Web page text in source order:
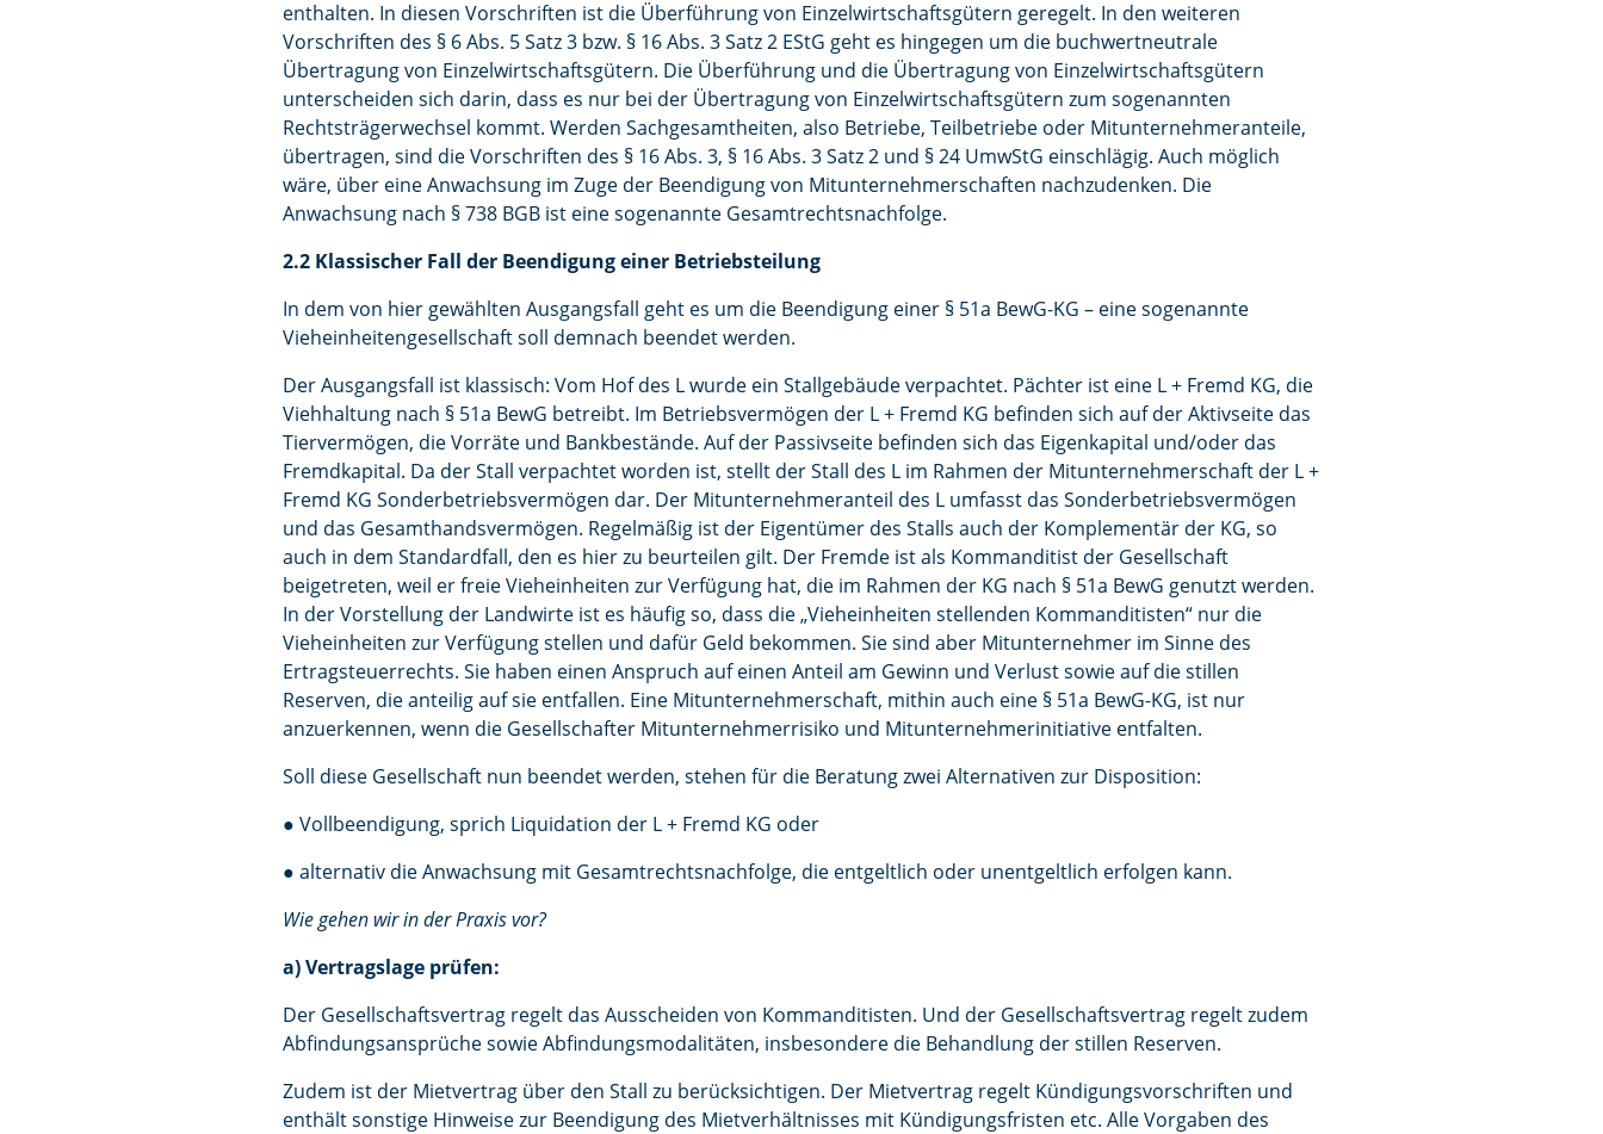
enthalten. In diesen Vorschriften ist die Überführung von Einzelwirtschaftsgütern geregelt. In den weiteren
Vorschriften des § 6 Abs. 5 Satz 3 bzw. § 16 Abs. 3 Satz 2 EStG geht es hingegen um die buchwertneutrale
Übertragung von Einzelwirtschaftsgütern. Die Überführung und die Übertragung von Einzelwirtschaftsgütern
unterscheiden sich darin, dass es nur bei der Übertragung von Einzelwirtschaftsgütern zum sogenannten
Rechtsträgerwechsel kommt. Werden Sachgesamtheiten, also Betriebe, Teilbetriebe oder Mitunternehmeranteile,
übertragen, sind die Vorschriften des § 16 Abs. 3, § 16 Abs. 3 Satz 2 und § 24 UmwStG einschlägig. Auch möglich
wäre, über eine Anwachsung im Zuge der Beendigung von Mitunternehmerschaften nachzudenken. Die
Anwachsung nach § 738 BGB ist eine sogenannte Gesamtrechtsnachfolge.
2.2 Klassischer Fall der Beendigung einer Betriebsteilung
In dem von hier gewählten Ausgangsfall geht es um die Beendigung einer § 51a BewG-KG – eine sogenannte
Vieheinheitengesellschaft soll demnach beendet werden.
Der Ausgangsfall ist klassisch: Vom Hof des L wurde ein Stallgebäude verpachtet. Pächter ist eine L + Fremd KG, die
Viehhaltung nach § 51a BewG betreibt. Im Betriebsvermögen der L + Fremd KG befinden sich auf der Aktivseite das
Tiervermögen, die Vorräte und Bankbestände. Auf der Passivseite befinden sich das Eigenkapital und/oder das
Fremdkapital. Da der Stall verpachtet worden ist, stellt der Stall des L im Rahmen der Mitunternehmerschaft der L +
Fremd KG Sonderbetriebsvermögen dar. Der Mitunternehmeranteil des L umfasst das Sonderbetriebsvermögen
und das Gesamthandsvermögen. Regelmäßig ist der Eigentümer des Stalls auch der Komplementär der KG, so
auch in dem Standardfall, den es hier zu beurteilen gilt. Der Fremde ist als Kommanditist der Gesellschaft
beigetreten, weil er freie Vieheinheiten zur Verfügung hat, die im Rahmen der KG nach § 51a BewG genutzt werden.
In der Vorstellung der Landwirte ist es häufig so, dass die „Vieheinheiten stellenden Kommanditisten“ nur die
Vieheinheiten zur Verfügung stellen und dafür Geld bekommen. Sie sind aber Mitunternehmer im Sinne des
Ertragsteuerrechts. Sie haben einen Anspruch auf einen Anteil am Gewinn und Verlust sowie auf die stillen
Reserven, die anteilig auf sie entfallen. Eine Mitunternehmerschaft, mithin auch eine § 51a BewG-KG, ist nur
anzuerkennen, wenn die Gesellschafter Mitunternehmerrisiko und Mitunternehmerinitiative entfalten.
Soll diese Gesellschaft nun beendet werden, stehen für die Beratung zwei Alternativen zur Disposition:
● Vollbeendigung, sprich Liquidation der L + Fremd KG oder
● alternativ die Anwachsung mit Gesamtrechtsnachfolge, die entgeltlich oder unentgeltlich erfolgen kann.
Wie gehen wir in der Praxis vor?
a) Vertragslage prüfen:
Der Gesellschaftsvertrag regelt das Ausscheiden von Kommanditisten. Und der Gesellschaftsvertrag regelt zudem
Abfindungsansprüche sowie Abfindungsmodalitäten, insbesondere die Behandlung der stillen Reserven.
Zudem ist der Mietvertrag über den Stall zu berücksichtigen. Der Mietvertrag regelt Kündigungsvorschriften und
enthält sonstige Hinweise zur Beendigung des Mietverhältnisses mit Kündigungsfristen etc. Alle Vorgaben des